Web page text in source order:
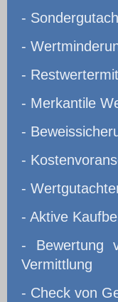
-
-
-
- Merkantile
-
-
-
- Aktive
- Bewertung
Vermittlung
- Check von